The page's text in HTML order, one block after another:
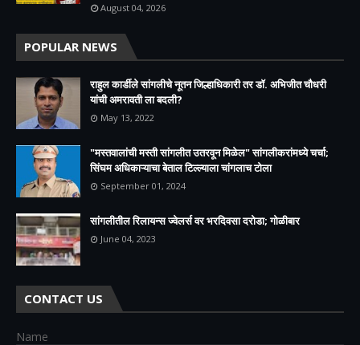
August 04, 2026
POPULAR NEWS
राहुल कार्डीले सांगलीचे नूतन जिल्हाधिकारी तर डॉ. अभिजीत चौधरी
यांची अमरावती ला बदली?
May 13, 2022
"मस्तवालांची मस्ती सांगलीत उतरवून मिळेल" सांगलीकरांमध्ये चर्चा;
सिंघम अधिकाऱ्याचा बेताल टिल्ल्याला चांगलाच टोला
September 01, 2024
सांगलीतील रिलायन्स ज्वेलर्स वर भरदिवसा दरोडा; गोळीबार
June 04, 2023
CONTACT US
Name